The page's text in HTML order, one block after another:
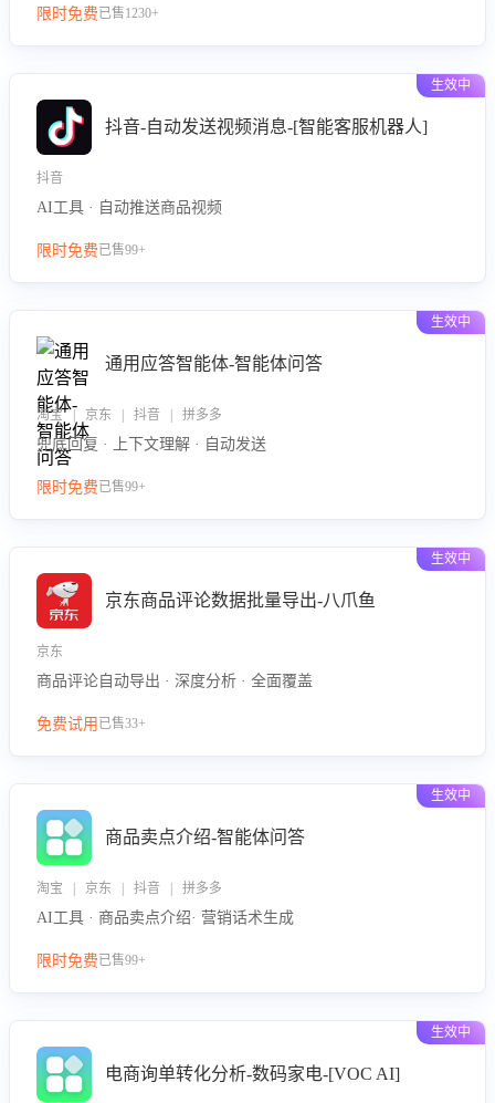
限时免费已售1230+
生效中
抖音-自动发送视频消息-[智能客服机器人]
抖音
AI工具 · 自动推送商品视频
限时免费已售99+
生效中
通用应答智能体-智能体问答
淘宝 | 京东 | 抖音 | 拼多多
兜底回复 · 上下文理解 · 自动发送
限时免费已售99+
生效中
京东商品评论数据批量导出-八爪鱼
京东
商品评论自动导出 · 深度分析 · 全面覆盖
免费试用 已售33+
生效中
商品卖点介绍-智能体问答
淘宝 | 京东 | 抖音 | 拼多多
AI工具 · 商品卖点介绍· 营销话术生成
限时免费已售99+
生效中
电商询单转化分析-数码家电-[VOC AI]